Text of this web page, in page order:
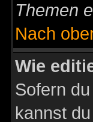
Themen
Nach
Wie
Sofern
kannst